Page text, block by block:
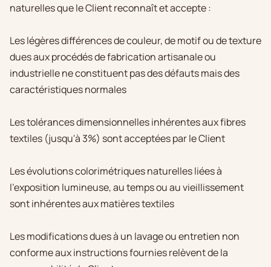
naturelles que le Client reconnaît et accepte :
Les légères différences de couleur, de motif ou de texture
dues aux procédés de fabrication artisanale ou
industrielle ne constituent pas des défauts mais des
caractéristiques normales
Les tolérances dimensionnelles inhérentes aux fibres
textiles (jusqu'à 3%) sont acceptées par le Client
Les évolutions colorimétriques naturelles liées à
l'exposition lumineuse, au temps ou au vieillissement
sont inhérentes aux matières textiles
Les modifications dues à un lavage ou entretien non
conforme aux instructions fournies relèvent de la